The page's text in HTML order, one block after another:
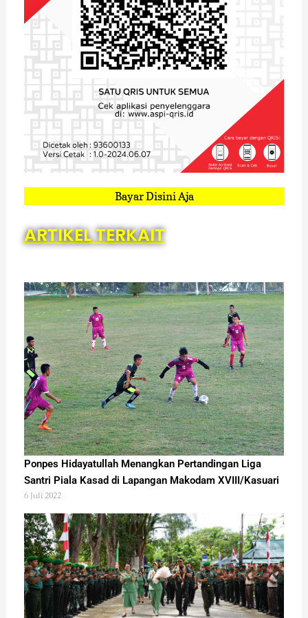
Bayar Disini Aja
ARTIKEL TERKAIT
Ponpes Hidayatullah Menangkan Pertandingan Liga
Santri Piala Kasad di Lapangan Makodam XVIII/Kasuari
6 Juli 2022